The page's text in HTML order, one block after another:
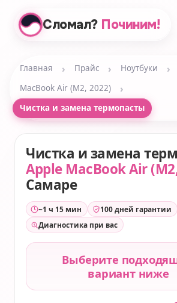
Сломал? Починим!
Главная › Прайс › Ноутбуки ›
MacBook Air (M2, 2022) ›
Чистка и замена термопасты
Чистка и замена
Apple MacBook Air
Самаре
~1 ч 15 мин
100 дней гарантии
Диагностика при вас
Выберите
вариант ниже